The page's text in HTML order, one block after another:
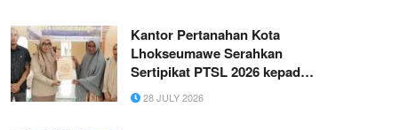
Kantor Pertanahan Kota
Lhokseumawe Serahkan
Sertipikat PTSL 2026 kepada
Masyarakat Gampong Paloh
Bate
28 JULY 2026